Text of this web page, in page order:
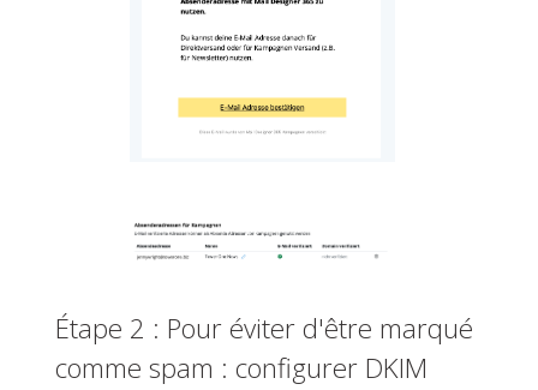
Étape 2 : Pour éviter d'être marqué
comme spam : configurer DKIM